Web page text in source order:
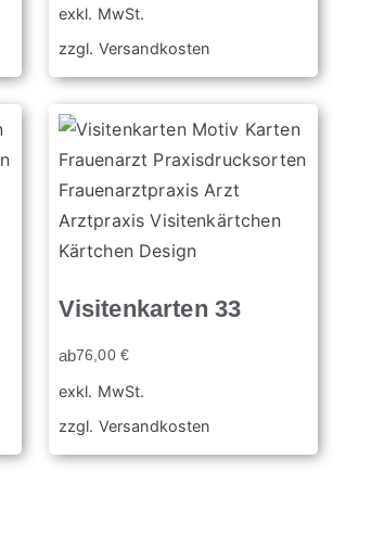
exkl. MwSt.
zzgl. Versandkosten
Visitenkarten 33
ab76,00 €
exkl. MwSt.
zzgl. Versandkosten